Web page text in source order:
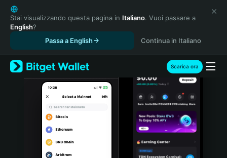
English
日本語
Tiếng Việt
Español (Latinoamérica)
Türkçe
Italiano
Português (Portugal)
Bahasa Indonesia
Stai visualizzando questa pagina in Italiano. Vuoi passare a
English?
Passa a English
Continua in Italiano
Scarica ora